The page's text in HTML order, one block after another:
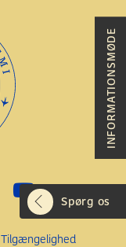
INFORMATIONSMØDE
Spørg os
Tilgængelighed